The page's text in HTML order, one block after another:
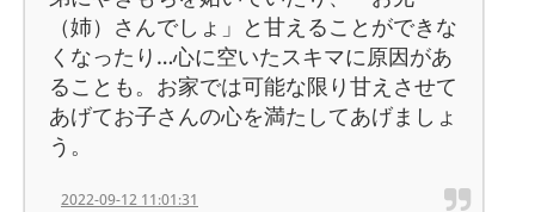
（姉）さんでしょ」と甘えることができな
くなったり…心に空いたスキマに原因があ
ることも。お家では可能な限り甘えさせて
あげてお子さんの心を満たしてあげましょ
う。
2022-09-12 11:01:31